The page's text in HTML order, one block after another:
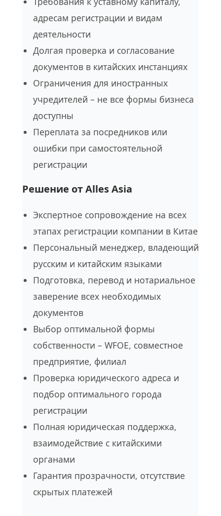
адресам регистрации и видам
деятельности
Долгая проверка и согласование
документов в китайских инстанциях
Ограничения для иностранных
учредителей – не все формы бизнеса
доступны
Переплата за посредников или
ошибки при самостоятельной
регистрации
Решение от Alles Asia
Экспертное сопровождение на всех
этапах регистрации компании в Китае
Персональный менеджер, владеющий
русским и китайским языками
Подготовка, перевод и нотариальное
заверение всех необходимых
документов
Выбор оптимальной формы
собственности – WFOE, совместное
предприятие, филиал
Проверка юридического адреса и
подбор оптимального города
регистрации
Полная юридическая поддержка,
взаимодействие с китайскими
органами
Гарантия прозрачности, отсутствие
скрытых платежей